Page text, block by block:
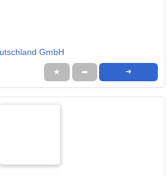
GmbH
★ ➦ ➜